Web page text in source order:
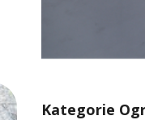
Kategorie